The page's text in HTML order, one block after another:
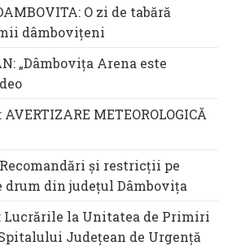
O zi de tabără
dâmbovițeni
„Dâmbovița Arena este
METEOROLOGICĂ
și restricții pe
drum din județul Dâmbovița
Lucrările la Unitatea de Primiri
Județean de Urgență